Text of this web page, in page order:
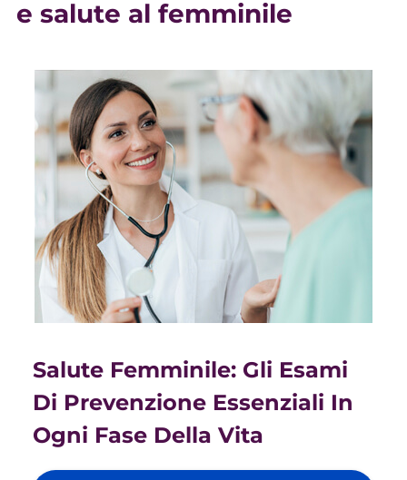
e salute al femminile
Salute Femminile: Gli Esami
Di Prevenzione Essenziali In
Ogni Fase Della Vita